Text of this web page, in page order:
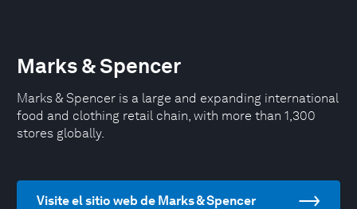
Marks & Spencer
Marks & Spencer is a large and expanding international
food and clothing retail chain, with more than 1,300
stores globally.
Visite el sitio web de Marks & Spencer